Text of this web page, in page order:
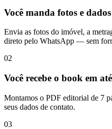
Você manda fotos e dados
Envia as fotos do imóvel, a
direto pelo WhatsApp — sem
02
Você recebe o book em
Montamos o PDF editorial de 7
seus dados de contato.
03